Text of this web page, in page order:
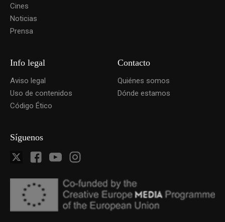
Cines
Noticias
Prensa
Info legal
Aviso legal
Uso de contenidos
Código Ético
Contacto
Quiénes somos
Dónde estamos
Síguenos